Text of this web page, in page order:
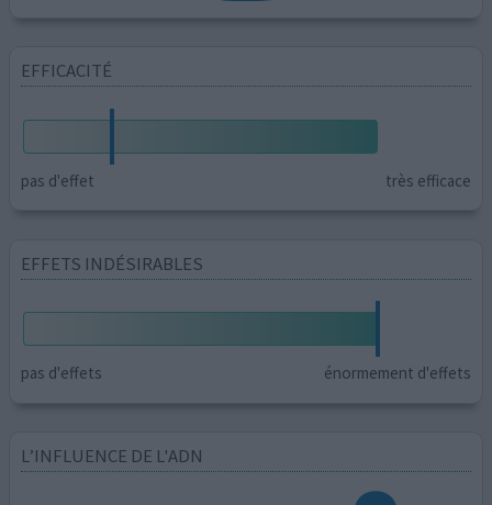
EFFICACITÉ
pas d'effet très efficace
EFFETS INDÉSIRABLES
pas d'effets énormement d'effets
L’INFLUENCE DE L'ADN